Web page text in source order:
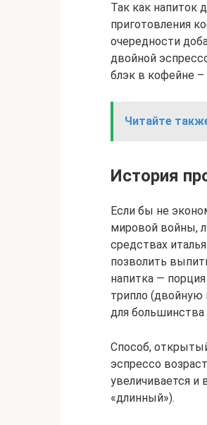
Так как напиток
приготовления
очередности
двойной
блэк в кофейне –
Читайте
История
Если бы не
мировой войны,
средствах
позволить
напитка —
трипло (двойную
для
Способ,
эспрессо
увеличивается и
«длинный»).